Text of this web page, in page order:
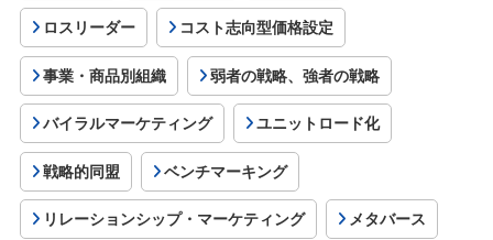
ロスリーダー コスト志向型価格設定
事業・商品別組織 弱者の戦略、強者の戦略
バイラルマーケティング ユニットロード化
戦略的同盟 ベンチマーキング
リレーションシップ・マーケティング メタバース